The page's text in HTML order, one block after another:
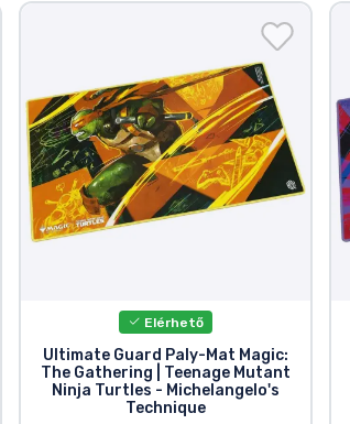
Elérhető
Ultimate Guard Paly-Mat Magic:
The Gathering | Teenage Mutant
Ninja Turtles - Michelangelo's
Technique